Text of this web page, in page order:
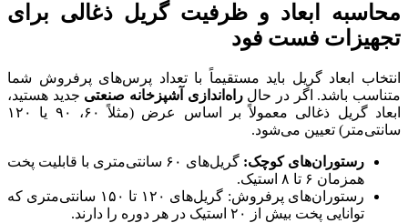
محاسبه ابعاد و ظرفیت گریل ذغالی برای
تجهیزات فست فود
انتخاب ابعاد گریل باید مستقیماً با تعداد پرس‌های پرفروش شما
متناسب باشد. اگر در حالراه‌اندازی آشپزخانه صنعتی جدید هستید،
ابعاد گریل ذغالی معمولاً بر اساس عرض (مثلاً ۶۰، ۹۰ یا ۱۲۰
سانتی‌متر) تعیین می‌شود.
رستوران‌های کوچک:
گریل‌های ۶۰ سانتی‌متری با قابلیت پخت
همزمان ۶ تا ۸ استیک.
رستوران‌های پرفروش: گریل‌های ۱۲۰ تا ۱۵۰ سانتی‌متری که
توانایی پخت بیش از ۲۰ استیک در هر دوره را دارند.